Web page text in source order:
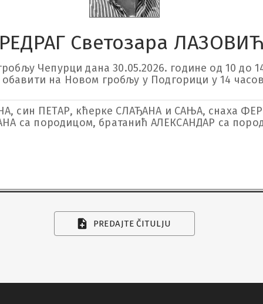
Светозара ЛАЗОВИЋ
Чепурци дана 30.05.2026. године од 10 до
обавити на Новом гробљу у Подгорици у 14
син ПЕТАР, кћерке СЛАЂАНА и САЊА, снаха
са породицом, братанић АЛЕКСАНДАР са
PREDAJTE ČITULJU